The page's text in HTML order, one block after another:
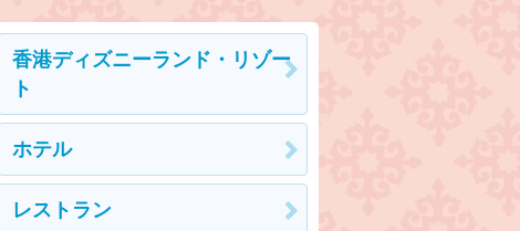
香港ディズニーランド・リゾー
ト
ホテル
レストラン